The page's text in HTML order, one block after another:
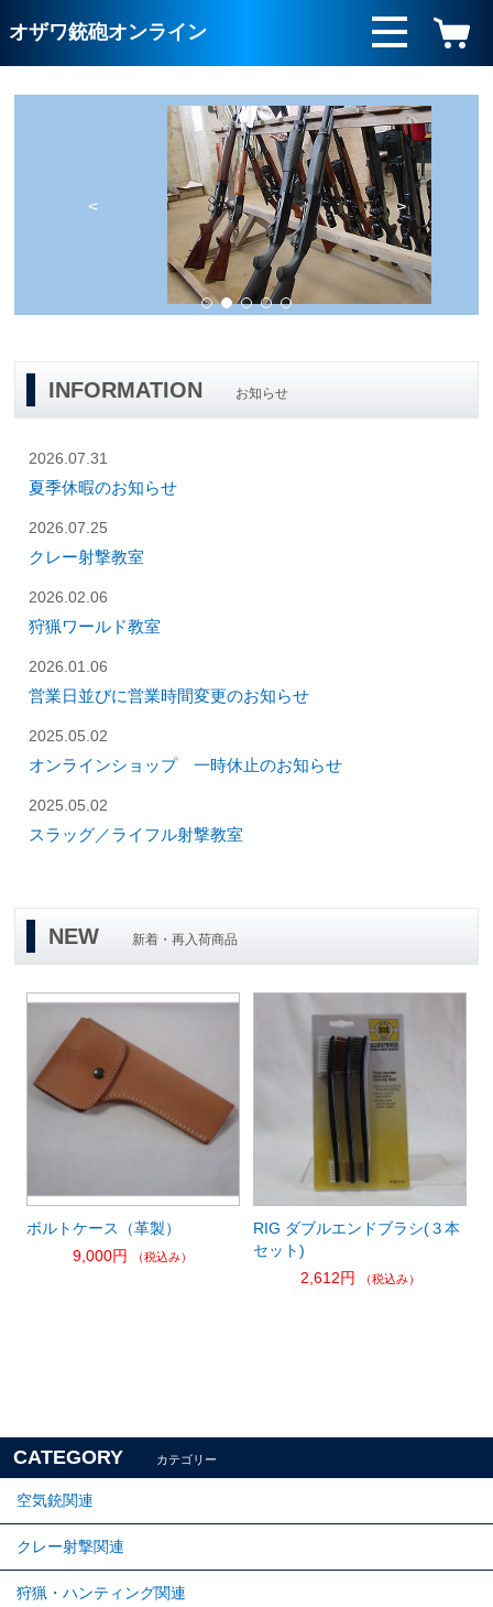
オザワ銃砲オンライン
>
<
INFORMATION お知らせ
2026.07.31
夏季休暇のお知らせ
2026.07.25
クレー射撃教室
2026.02.06
狩猟ワールド教室
2026.01.06
営業日並びに営業時間変更のお知らせ
2025.05.02
オンラインショップ 一時休止のお知らせ
2025.05.02
スラッグ／ライフル射撃教室
NEW 新着・再入荷商品
ボルトケース（革製）
9,000円
（税込み）
RIG ダブルエンドブラシ(３本
セット)
2,612円
（税込み）
CATEGORY カテゴリー
空気銃関連
クレー射撃関連
狩猟・ハンティング関連